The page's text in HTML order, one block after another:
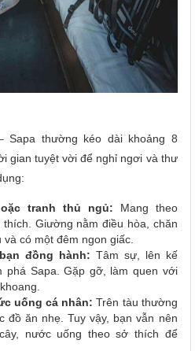
Sapa thường kéo dài khoảng 8
gian tuyệt vời để nghỉ ngơi và thư
tranh thủ ngủ: Mang theo
Giường nằm điều hòa, chăn
có một đêm ngon giấc.
đồng hành: Tâm sự, lên kế
phá Sapa. Gặp gỡ, làm quen với
uống cá nhân:Trên tàu thường
đồ ăn nhẹ. Tuy vậy, bạn vẫn nên
nước uống theo sở thích để